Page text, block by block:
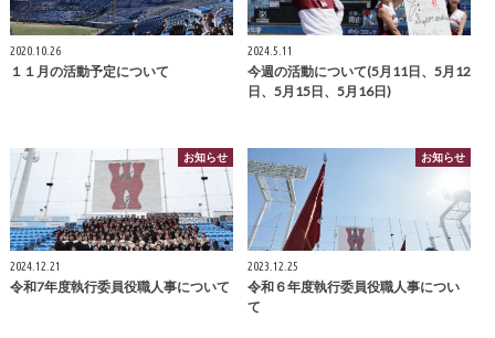
2020.10.26
１１月の活動予定について
2024.5.11
今週の活動について(5月11日、5月12
日、5月15日、5月16日)
お知らせ
2024.12.21
令和7年度執行委員役職人事について
お知らせ
2023.12.25
令和６年度執行委員役職人事につい
て